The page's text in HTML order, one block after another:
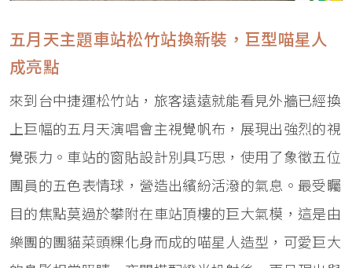
五月天主題車站松竹站換新裝，巨型喵星人
成亮點
來到台中捷運松竹站，旅客遠遠就能看見外牆已經換
上巨幅的五月天演唱會主視覺帆布，展現出強烈的視
覺張力。車站的窗貼設計別具巧思，使用了象徵五位
團員的五色表情球，營造出繽紛活潑的氣息。最受矚
目的焦點莫過於攀附在車站頂樓的巨大氣模，這是由
樂團的團貓菜頭粿化身而成的喵星人造型，可愛巨大